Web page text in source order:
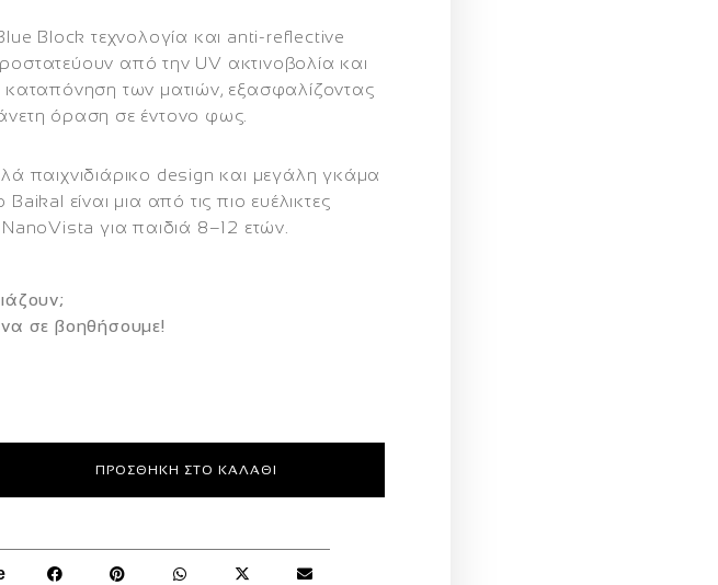
Block τεχνολογία και anti-reflective
από την UV ακτινοβολία και
καταπόνηση των ματιών, εξασφαλίζοντας
όραση σε έντονο φως.
παιχνιδιάρικο design και μεγάλη γκάμα
είναι μια από τις πιο ευέλικτες
NanoVista για παιδιά 8–12 ετών.
σε βοηθήσουμε!
ΠΡΟΣΘΉΚΗ ΣΤΟ ΚΑΛΆΘΙ